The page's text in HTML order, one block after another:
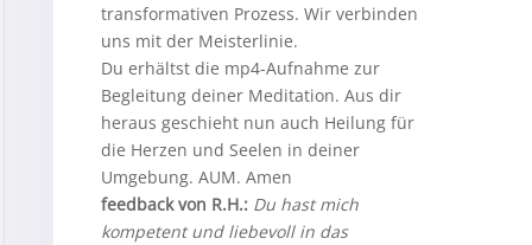
transformativen Prozess. Wir verbinden
uns mit der Meisterlinie.
Du erhältst die mp4-Aufnahme zur
Begleitung deiner Meditation. Aus dir
heraus geschieht nun auch Heilung für
die Herzen und Seelen in deiner
Umgebung. AUM. Amen
feedback von R.H.: Du hast mich
kompetent und liebevoll in das